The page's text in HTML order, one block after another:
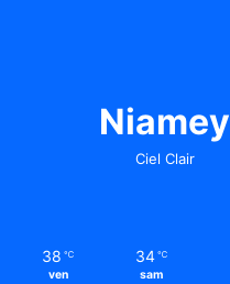
Niamey
Ciel Clair
38 ℃
ven
34 ℃
sam